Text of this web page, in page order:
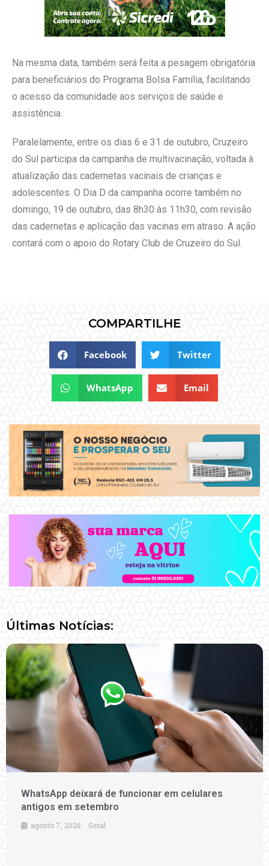
Na mesma data, também será feita a pesagem obrigatória
para beneficiários do Programa Bolsa Família, facilitando
o acesso da comunidade aos serviços de saúde e
assistência.
Paralelamente, entre os dias 6 e 31 de outubro, Cruzeiro
do Sul participa da campanha de multivacinação, voltada à
atualização das cadernetas vacinais de crianças e
adolescentes. O Dia D da campanha ocorre também no
domingo, 19 de outubro, das 8h30 às 11h30, com revisão
das cadernetas e aplicação das vacinas em atraso. A ação
contará com o apoio do Rotary Club de Cruzeiro do Sul.
COMPARTILHE
Facebook Twitter
WhatsApp Email
Últimas Notícias:
WhatsApp deixará de funcionar em celulares
antigos em setembro
agosto 7, 2026 Geral